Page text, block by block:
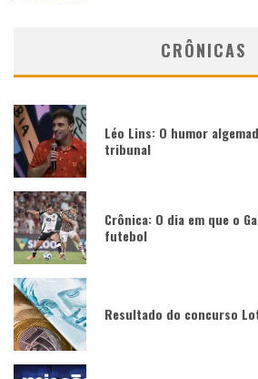
CRÔNICAS
Léo Lins: O humor
tribunal
Crônica: O dia em que o
futebol
Resultado do concurso